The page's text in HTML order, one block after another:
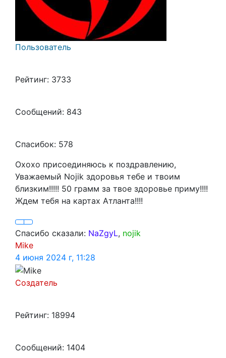
Пользователь
Рейтинг: 3733
Сообщений: 843
Спасибок: 578
Охохо присоединяюсь к поздравлению,
Уважаемый Nojik здоровья тебе и твоим
близким!!!!! 50 грамм за твое здоровье приму!!!!
Ждем тебя на картах Атланта!!!!
Спасибо сказали: NaZgyL, nojik
Mike
4 июня 2024 г, 11:28
Создатель
Рейтинг: 18994
Сообщений: 1404